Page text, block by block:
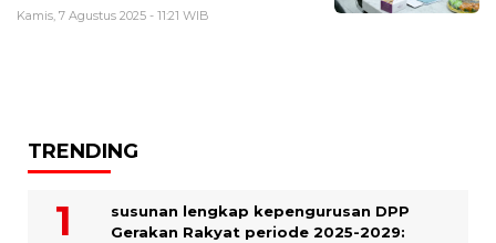
Kamis, 7 Agustus 2025 - 11:21 WIB
TRENDING
susunan lengkap kepengurusan DPP
Gerakan Rakyat periode 2025-2029: